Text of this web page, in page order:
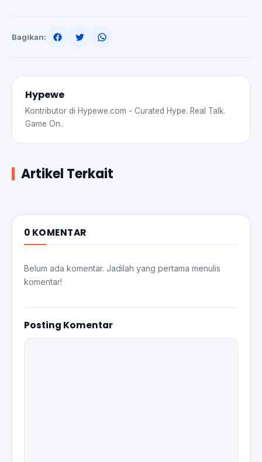
Bagikan:
Hypewe
Kontributor di Hypewe.com - Curated Hype. Real Talk.
Game On..
Artikel Terkait
0 KOMENTAR
Belum ada komentar. Jadilah yang pertama menulis
komentar!
Posting Komentar